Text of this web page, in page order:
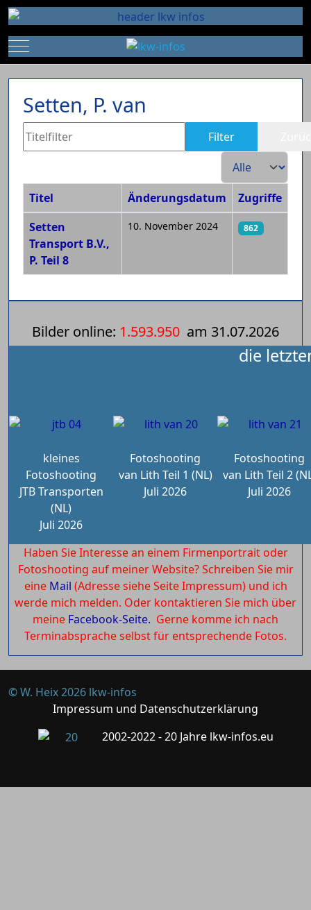
Mobile Menu Toggle
Setten, P. van
Titelfilter Filter
Anzeige #
Beiträge
Titel Änderungsdatum
Zugriffe
Setten
Transport B.V.,
P. Teil 8
10. November 2024 862
Bilder online: 1.593.950 am 31.07.2026
die
kleines
Fotoshooting
JTB Transporten
(NL)
Juli 2026
Fotoshooting
van Lith Teil 1 (NL)
Juli 2026
Fotoshooting
van Lith Teil 2
Juli 2026
Haben Sie Interesse an einem Firmenportrait oder
Fotoshooting auf meiner Website? Schreiben Sie mir
eine Mail (Adresse siehe Seite Impressum) und ich
werde mich melden. Oder kontaktieren Sie mich über
meine Facebook-Seite. Gerne komme ich nach
Terminabsprache selbst für entsprechende Fotos.
© W. Heix 2026 lkw-infos
Impressum und Datenschutzerklärung
2002-2022 - 20 Jahre lkw-infos.eu